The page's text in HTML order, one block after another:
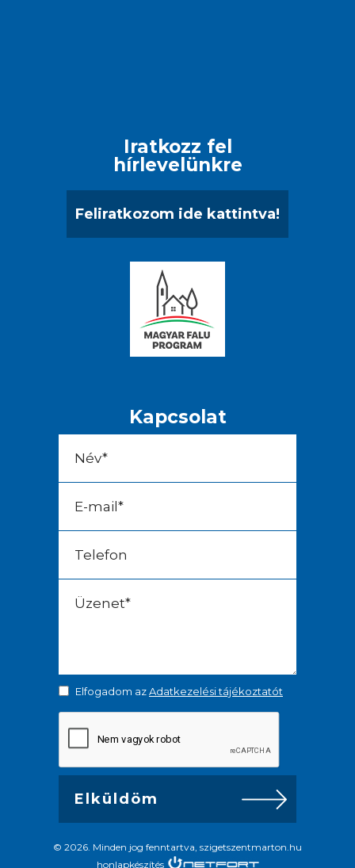
Iratkozz fel
hírlevelünkre
Feliratkozom ide kattintva!
Kapcsolat
Elfogadom azAdatkezelési tájékoztatót
© 2026. Minden jog fenntartva, szigetszentmarton.hu
honlapkészítés